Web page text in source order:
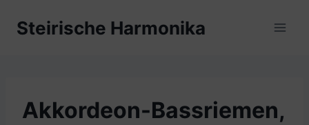
InhaltSteirische Harmonika
Akkordeon-Bassriemen,